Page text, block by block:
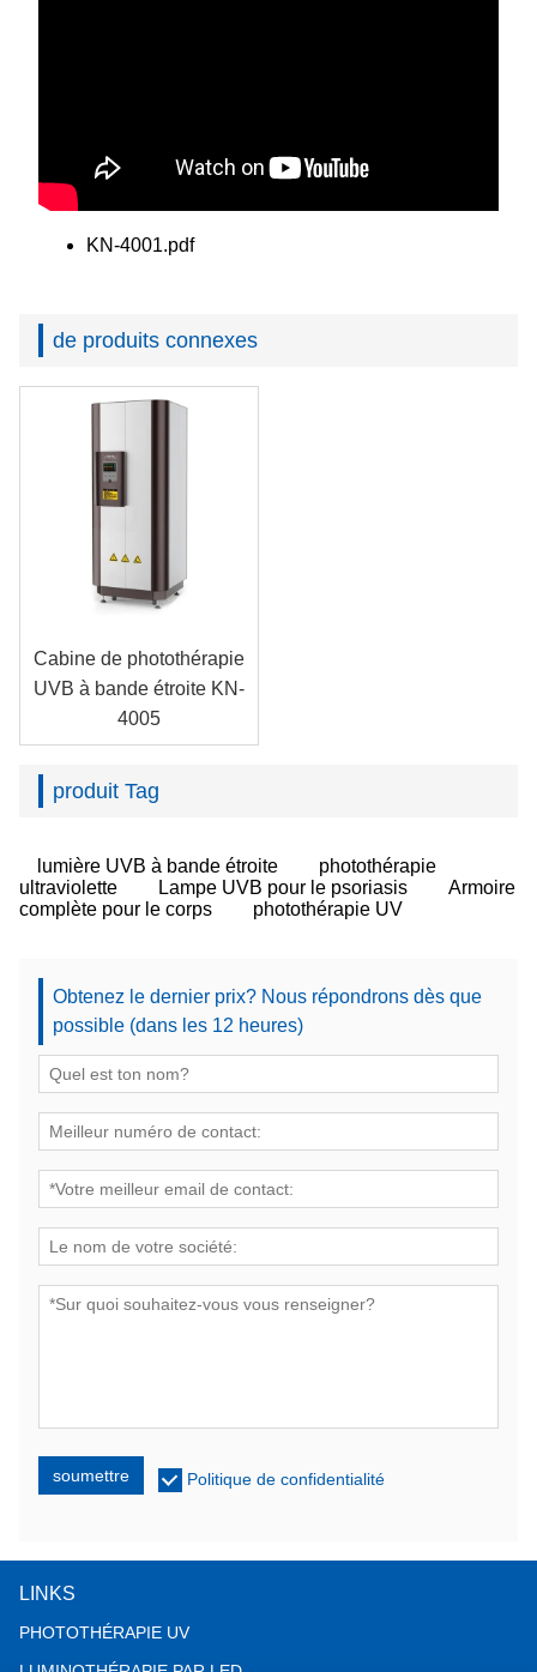
KN-4001.pdf
de produits connexes
Cabine de photothérapie
UVB à bande étroite KN-
4005
produit Tag
lumière UVB à bande étroite
photothérapie
ultraviolette
Lampe UVB pour le psoriasis
Armoire
complète pour le corps
photothérapie UV
Obtenez le dernier prix? Nous répondrons dès que
possible (dans les 12 heures)
soumettre Politique de confidentialité
LINKS
PHOTOTHÉRAPIE UV